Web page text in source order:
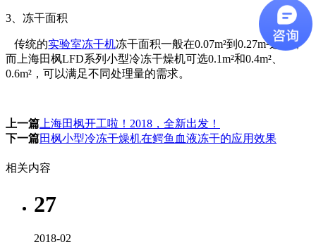
3、冻干面积
传统的实验室冻干机冻干面积一般在0.07m²到0.27m²之间，
而上海田枫LFD系列小型冷冻干燥机可选0.1m²和0.4m²、
0.6m²，可以满足不同处理量的需求。
上一篇 上海田枫开工啦！2018，全新出发！
下一篇田枫小型冷冻干燥机在鳄鱼血液冻干的应用效果
相关内容
27
2018-02